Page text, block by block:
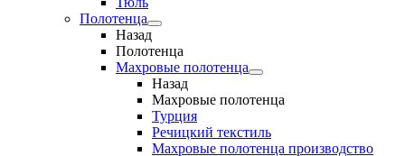
Полотенца
Назад
Полотенца
Махровые полотенца
Назад
Махровые полотенца
Турция
Речицкий текстиль
Махровые полотенца производство